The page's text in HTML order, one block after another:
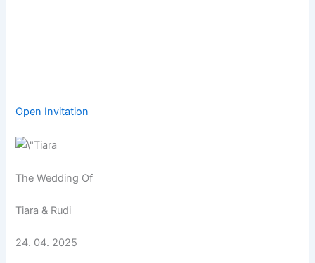
Open Invitation
The Wedding Of
Tiara & Rudi
24. 04. 2025